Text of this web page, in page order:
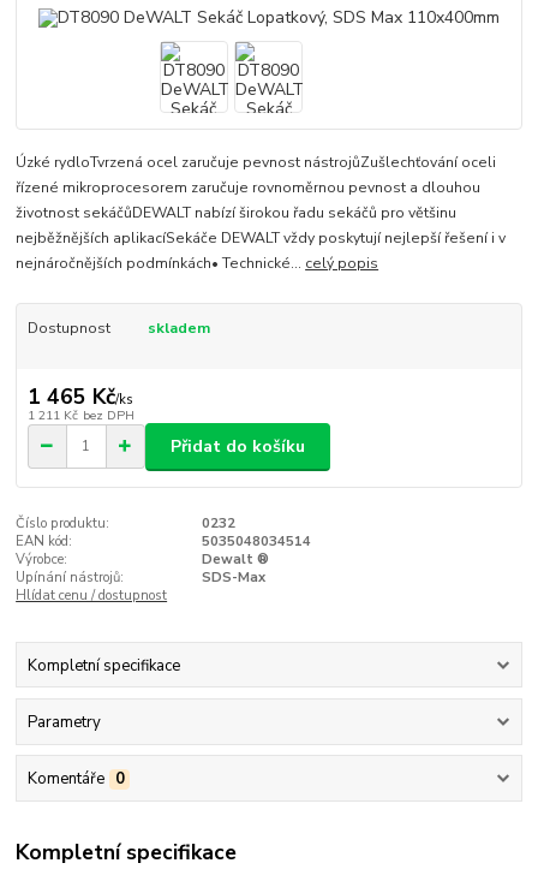
Úzké rydloTvrzená ocel zaručuje pevnost nástrojůZušlechťování oceli
řízené mikroprocesorem zaručuje rovnoměrnou pevnost a dlouhou
životnost sekáčůDEWALT nabízí širokou řadu sekáčů pro většinu
nejběžnějších aplikacíSekáče DEWALT vždy poskytují nejlepší řešení i v
nejnáročnějších podmínkách• Technické... celý popis
Dostupnost skladem
1 465 Kč/ks
1 211 Kč bez DPH
Přidat do košíku
Číslo produktu:
0232
EAN kód:
5035048034514
Výrobce:
Dewalt ®
Upínání nástrojů:
SDS-Max
Hlídat cenu / dostupnost
Kompletní specifikace
Parametry
Komentáře 0
Kompletní specifikace